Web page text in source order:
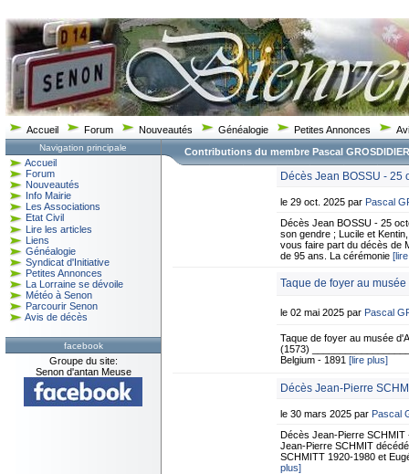
Accueil Forum Nouveautés Généalogie Petites Annonces
Navigation principale
Accueil
Forum
Nouveautés
Info Mairie
Les Associations
Etat Civil
Lire les articles
Liens
Généalogie
Syndicat d'Initiative
Petites Annonces
La Lorraine se dévoile
Météo à Senon
Parcourir Senon
Avis de décès
facebook
Groupe du site:
Senon d'antan Meuse
Contributions du membre Pascal GROSDIDIER
Décès Jean BOSSU - 25
le 29 oct. 2025 par Pascal
Décès Jean BOSSU - 25
son gendre ; Lucile et
vous faire part du décès de
de 95 ans. La cérémonie
Taque de foyer au
le 02 mai 2025 par Pascal
Taque de foyer au musée
(1573)
Belgium - 1891 [lire plus]
Décès Jean-Pierre
le 30 mars 2025 par Pascal
Décès Jean-Pierre SCHMIT
Jean-Pierre SCHMIT
SCHMITT 1920-1980 et
plus]